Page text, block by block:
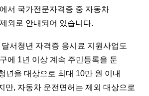
서 국가전문자격증 중 자동차
외로 안내되어 있습니다.
서청년 자격증 응시료 지원사업도
에 1년 이상 계속 주민등록을 둔
년을 대상으로 최대 10만 원 이내
만, 자동차 운전면허는 제외 대상으로